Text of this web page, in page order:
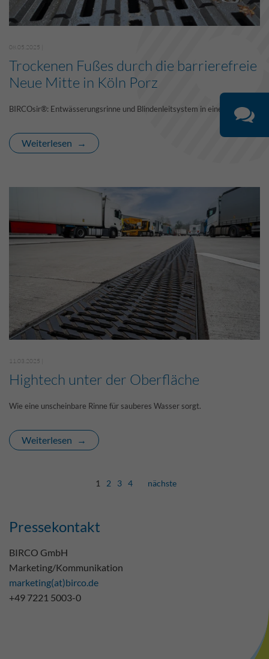
08.05.2025 |
Trockenen Fußes durch die barrierefreie
Neue Mitte in Köln Porz
BIRCOsir®: Entwässerungsrinne und Blindenleitsystem in einem Bauteil
Weiterlesen
11.03.2025 |
Hightech unter der Oberfläche
Wie eine unscheinbare Rinne für sauberes Wasser sorgt.
Weiterlesen
1 2 3 4 nächste
Pressekontakt
BIRCO GmbH
Marketing/Kommunikation
marketing(at)birco.de
+49 7221 5003-0